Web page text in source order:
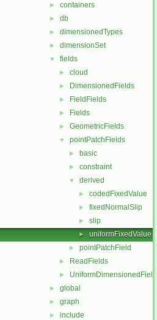
► containers
► db
► dimensionedTypes
► dimensionSet
▼ fields
► cloud
► DimensionedFields
► FieldFields
► Fields
► GeometricFields
▼ pointPatchFields
► basic
► constraint
▼ derived
► codedFixedValue
► fixedNormalSlip
► slip
► uniformFixedValue
► pointPatchField
► ReadFields
► UniformDimensionedFields
► global
► graph
► include